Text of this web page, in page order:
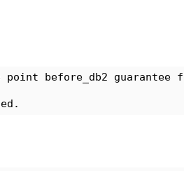
point before_db2 guarantee